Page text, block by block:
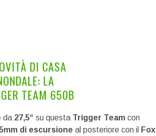
DI CASA
LA
TEAM 650B
da 27,5“ su questa Trigger Team con
di escursione al posteriore con il Fox